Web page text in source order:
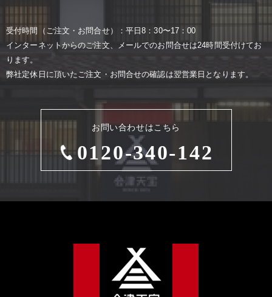
お問い合わせはこちら
0120-340-142
受付時間（ご注⽂・お問合せ）：平⽇8：30〜17：00
インターネットからのご注⽂、メールでのお問合せは24時間受付けてお
ります。
弊社定休⽇に頂いたご注⽂・お問合せの確認は翌営業⽇となります。